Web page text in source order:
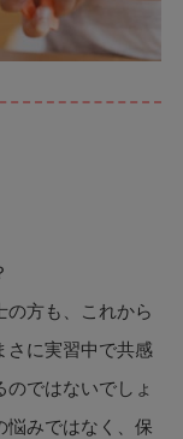
の方も、これから
さに実習中で共感
ではないでしょ
悩みではなく、保